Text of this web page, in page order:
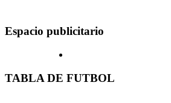
Espacio publicitario
TABLA DE FUTBOL